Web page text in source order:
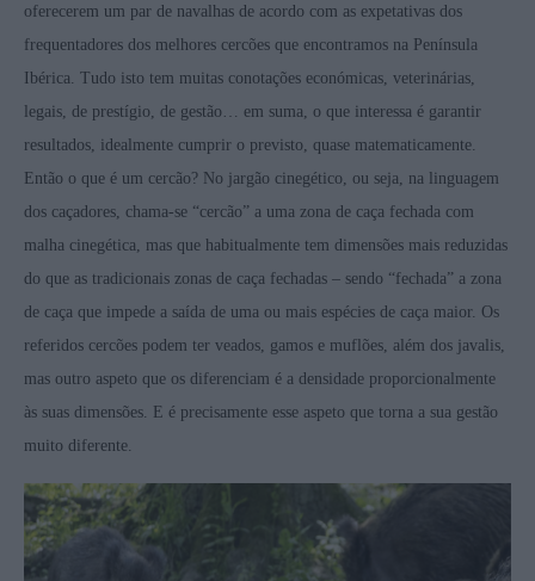
oferecerem um par de navalhas de acordo com as expetativas dos
frequentadores dos melhores cercões que encontramos na Península
Ibérica. Tudo isto tem muitas conotações económicas, veterinárias,
legais, de prestígio, de gestão… em suma, o que interessa é garantir
resultados, idealmente cumprir o previsto, quase matematicamente.
Então o que é um cercão? No jargão cinegético, ou seja, na linguagem
dos caçadores, chama-se “cercão” a uma zona de caça fechada com
malha cinegética, mas que habitualmente tem dimensões mais reduzidas
do que as tradicionais zonas de caça fechadas – sendo “fechada” a zona
de caça que impede a saída de uma ou mais espécies de caça maior. Os
referidos cercões podem ter veados, gamos e muflões, além dos javalis,
mas outro aspeto que os diferenciam é a densidade proporcionalmente
às suas dimensões. E é precisamente esse aspeto que torna a sua gestão
muito diferente.